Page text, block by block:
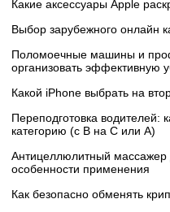
Какие аксессуары Apple
Выбор зарубежного онлайн
Поломоечные машины и
организовать эффективную
Какой iPhone выбрать на
Переподготовка водителей:
категорию (с B на C или А)
Антицеллюлитный массажер
особенности применения
Как безопасно обменять